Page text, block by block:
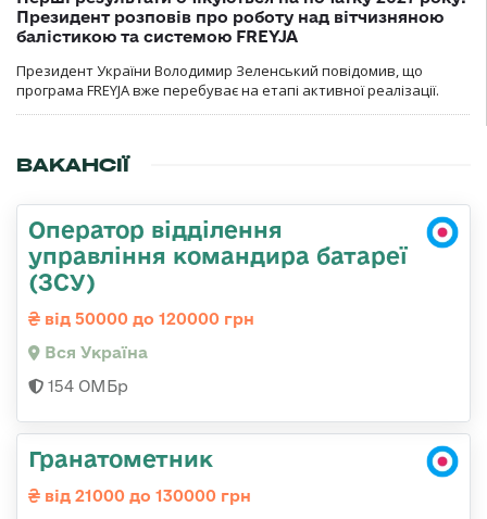
Президент розповів про роботу над вітчизняною
балістикою та системою FREYJA
Президент України Володимир Зеленський повідомив, що
програма FREYJA вже перебуває на етапі активної реалізації.
ВАКАНСІЇ
Оператор відділення
управління командира батареї
(ЗСУ)
від 50000 до 120000 грн
Вся Україна
154 ОМБр
Гранатометник
від 21000 до 130000 грн